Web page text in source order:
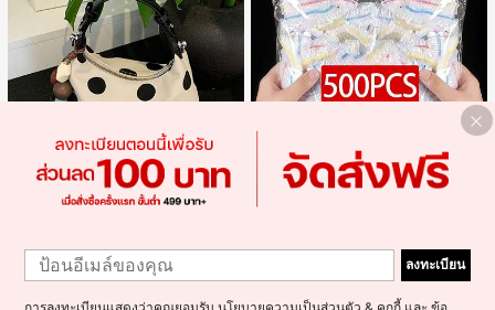
1 ชิ้น กระเป๋าถือผู้หญิงที่ทันสมัยและอเน
กประสงค์, กระเป๋าสะพายข้างรูปพระจัน
ทร์เสี้ยวที่น่ารัก, สายสะพายปรับได้, ไม่ร
เกือบหมดแล้ว!
100+ sold
278 -10% 3 วันสุดท้าย
ลายฟังก์ชัน, ไม่มีกลิ่น, ป้องกันฝุ่น เหมา
ะสำหรับบ้าน, ร้านอาหาร, ปิกนิก - เหม
าะกับขนาดจานทุกขนาด, สิ่งจำเป็นสำ
หรับปิกนิก | ฟิล์มบรรจุภัณฑ์ตกแต่ง | ฟิ
36
1
ลงทะเบียน